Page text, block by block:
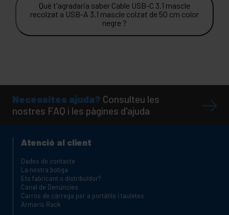
Què t'agradaria saber Cable USB-C 3.1 mascle
recolzat a USB-A 3.1 mascle colzat de 50 cm color
negre ?
Necessites ajuda? Consulteu les
nostres FAQ i les pàgines d'ajuda
Atenció al client
Dades de contacte
La nostra botiga
Ets fabricant o distribuïdor?
Canal de Denúncies
Carros de càrrega per a portàtils i tauletes
Armaris Rack